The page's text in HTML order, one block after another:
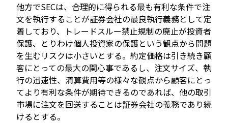
他方でSECは、合理的に得られる最も有利な条件で注
文を執行することが証券会社の最良執行義務として定
着しており、トレードスルー禁止規制の廃止が投資者
保護、とりわけ個人投資家の保護という観点から問題
を生むリスクは小さいとする。約定価格は引き続き顧
客にとっての最大の関心事であるし、注文サイズ、執
行の迅速性、清算費用等の様々な観点から顧客にとっ
てより有利な条件が期待できるのであれば、他の取引
市場に注文を回送することは証券会社の義務であり続
けるとする。